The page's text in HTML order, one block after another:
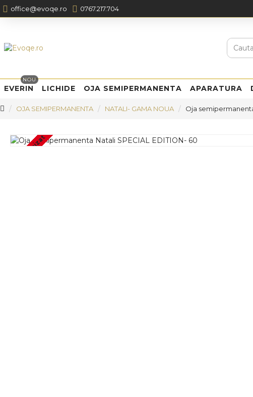
office@evoqe.ro 0767.217.704
EVERIN
NOU
LICHIDE OJA SEMIPERMANENTA APARATURA
OJA SEMIPERMANENTA NATALI- GAMA NOUA Oja
Stoc epuizat